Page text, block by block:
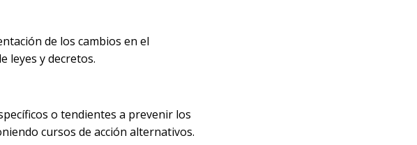
de los cambios en el
leyes y decretos.
o tendientes a prevenir los
cursos de acción alternativos.